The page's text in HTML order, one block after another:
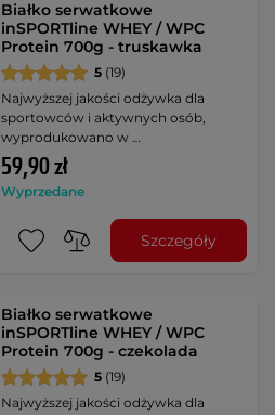
Białko serwatkowe
inSPORTline WHEY / WPC
Protein 700g - truskawka
5 (19)
Najwyższej jakości odżywka dla
sportowców i aktywnych osób,
wyprodukowano w …
59,90 zł
Wyprzedane
Szczegóły
Białko serwatkowe
inSPORTline WHEY / WPC
Protein 700g - czekolada
5 (19)
Najwyższej jakości odżywka dla